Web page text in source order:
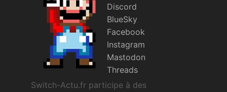
Discord
BlueSky
Facebook
Instagram
Mastodon
Threads
Switch-Actu.fr participe à des